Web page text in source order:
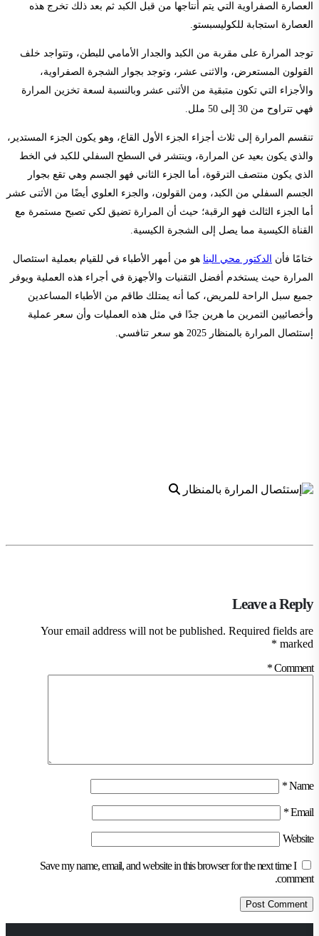
العصارة الصفراوية التي يتم أنتاجها من قبل الكبد ثم بعد ذلك تخرج هذه
العصارة استجابة للكوليسبستو.
توجد المرارة على مقربة من الكبد والجدار الأمامي للبطن، وتتواجد خلف
القولون المستعرض، والاثنى عشر، وتوجد بجوار الشجرة الصفراوية،
والأجزاء التي تكون متبقية من الأثنى عشر وبالنسبة لسعة تخزين المرارة
فهي تتراوح من 30 إلى 50 ملل.
تنقسم المرارة إلى ثلاث أجزاء الجزء الأول القاع، وهو يكون الجزء المستدير،
والذي يكون بعيد عن المرارة، وينتشر في السطح السفلي للكبد في الخط
الذي يكون منتصف الترقوة، أما الجزء الثاني فهو الجسم وهي تقع بجوار
الجسم السفلي من الكبد، ومن القولون، والجزء العلوي أيضًا من الأثنى عشر
أما الجزء الثالث فهو الرقبة؛ حيث أن المرارة تضيق لكي تصبح مستمرة مع
القناة الكيسية مما يصل إلى الشجرة الكيسية.
ختامًا فأن الدكتور محي البنا هو من أمهر الأطباء في للقيام بعملية استئصال
المرارة حيث يستخدم أفضل التقنيات والأجهزة في أجراء هذه العملية ويوفر
جميع سبل الراحة للمريض، كما أنه يمتلك طاقم من الأطباء المساعدين
وأخصائيين التمرين ما هرين جدًا في مثل هذه العمليات وأن سعر عملية
إستئصال المرارة بالمنظار 2025 هو سعر تنافسي.
Leave a Reply
Your email address will not be published. Required fields are
marked
*
Comment
*
Name
*
Email
*
Website
Save my name, email, and website in this browser for the next time I
comment.